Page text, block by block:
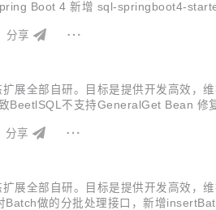
Boot 4 新增 sql-springboot4-
分享
展全部自研。目标是提供开发高效，
BeetlSQL不支持GeneralGet Bean
分享
展全部自研。目标是提供开发高效，
做的分批处理接口，新增